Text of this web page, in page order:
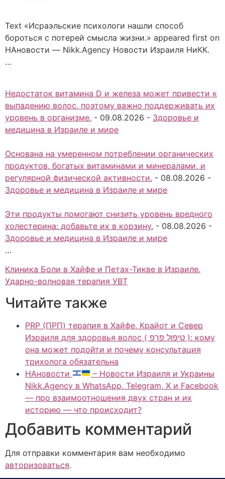
Text «Исраэльские психологи нашли способ
бороться с потерей смысла жизни.» appeared first on
НАновости — Nikk.Agency Новости Израиля НиКК.
…
Недостаток витамина D и железа может привести к
выпадению волос, поэтому важно поддерживать их
уровень в организме. - 09.08.2026 - Здоровье и
медицина в Израиле и мире
Основана на умеренном потреблении органических
продуктов, богатых витаминами и минералами, и
регулярной физической активности. - 08.08.2026 -
Здоровье и медицина в Израиле и мире
Эти продукты помогают снизить уровень вредного
холестерина: добавьте их в корзину. - 08.08.2026 -
Здоровье и медицина в Израиле и мире
…
Клиника Боли в Хайфе и Петах-Тикве в Израиле.
Ударно-волновая терапия УВТ
Читайте также
PRP (ПРП) терапия в Хайфе, Крайот и Север
Израиля для здоровья волос ( טיפול פרפ ): кому
она может подойти и почему консультация
трихолога обязательна
НАновости
– Новости Израиля и Украины
Nikk.Agency в WhatsApp, Telegram, X и Facebook
— про взаимоотношения двух стран и их
историю — что происходит?
Добавить комментарий
Для отправки комментария вам необходимо
авторизоваться.